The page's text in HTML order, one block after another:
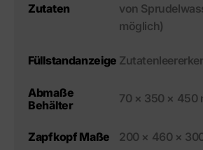
Zutaten
von
möglich)
Füllstandanzeige
Abmaße
Behälter
70 × 350 × 450
Zapfkopf Maße 200 × 460 ×